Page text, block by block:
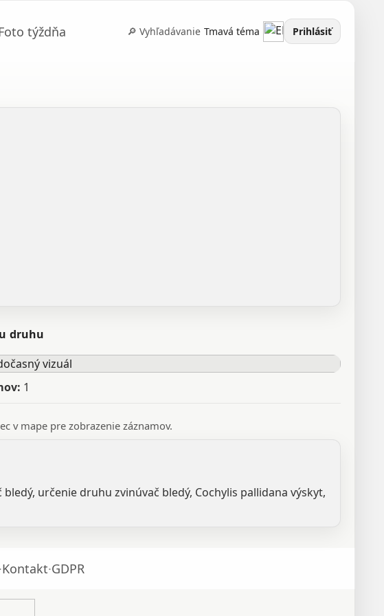
týždňa 🔎 Vyhľadávanie Tmavá téma Prihlásiť
druhu
1
v mape pre zobrazenie záznamov.
určenie druhu zvinúvač bledý, Cochylis pallidana výskyt,
·Kontakt·GDPR